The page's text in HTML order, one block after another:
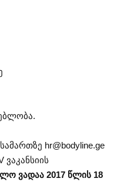
hr@bodyline.ge
ვადაა 2017 წლის 18